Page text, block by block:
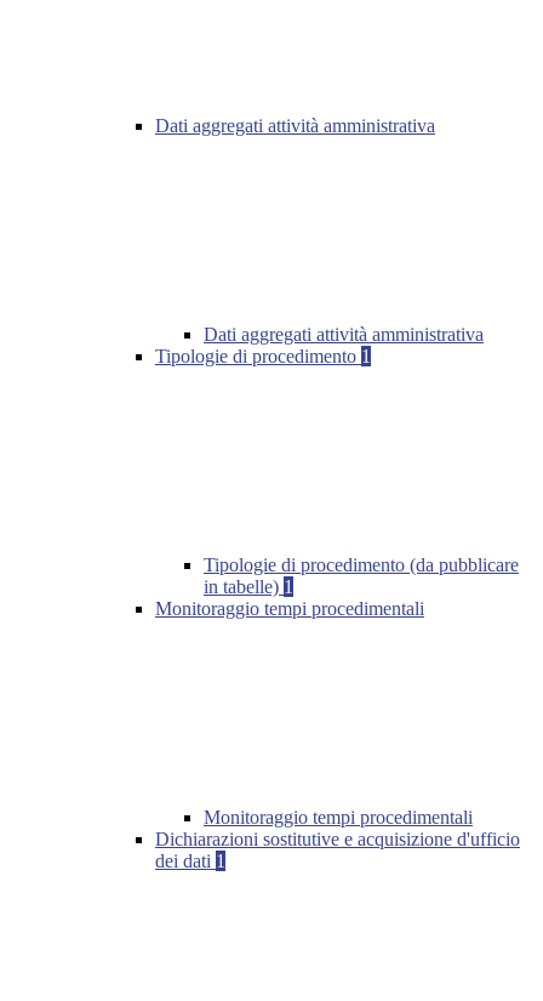
Dati aggregati attività amministrativa
Dati aggregati attività amministrativa
Tipologie di procedimento 1
Tipologie di procedimento (da pubblicare
in tabelle) 1
Monitoraggio tempi procedimentali
Monitoraggio tempi procedimentali
Dichiarazioni sostitutive e acquisizione d'ufficio
dei dati 1